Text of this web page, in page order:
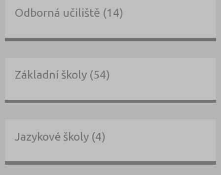
Odborná učiliště (14)
Základní školy (54)
Jazykové školy (4)